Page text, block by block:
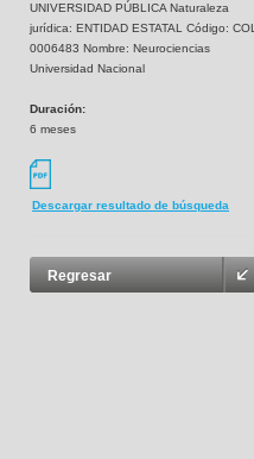
UNIVERSIDAD PÚBLICA Naturaleza
jurídica: ENTIDAD ESTATAL Código: COL
0006483 Nombre: Neurociencias
Universidad Nacional
Duración:
6 meses
Descargar resultado de búsqueda
Regresar